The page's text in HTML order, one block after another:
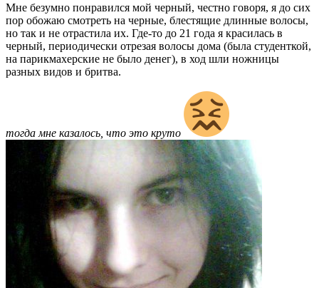
Мне безумно понравился мой черный, честно говоря, я до сих
пор обожаю смотреть на черные, блестящие длинные волосы,
но так и не отрастила их. Где-то до 21 года я красилась в
черный, периодически отрезая волосы дома (была студенткой,
на парикмахерские не было денег), в ход шли ножницы
разных видов и бритва.
тогда мне казалось, что это круто